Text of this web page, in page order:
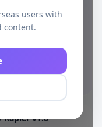
users with
content.
Rapier v1.0